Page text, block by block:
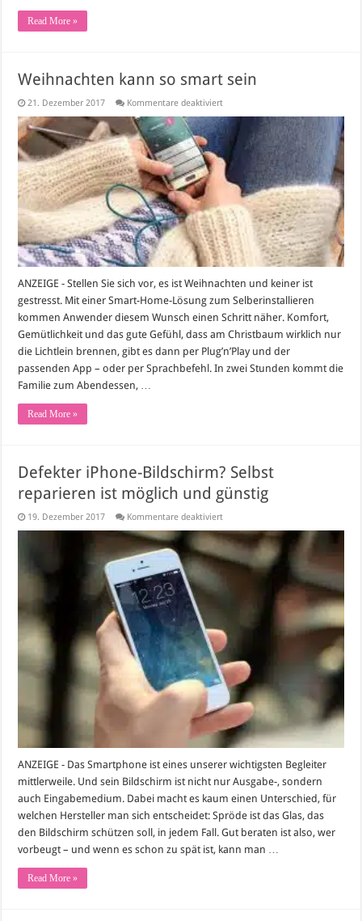
Read More »
Weihnachten kann so smart sein
21. Dezember 2017 Kommentare deaktiviertfür
kann
so
smart
sein
ANZEIGE - Stellen Sie sich vor, es ist Weihnachten und keiner ist
gestresst. Mit einer Smart-Home-Lösung zum Selberinstallieren
kommen Anwender diesem Wunsch einen Schritt näher. Komfort,
Gemütlichkeit und das gute Gefühl, dass am Christbaum wirklich nur
die Lichtlein brennen, gibt es dann per Plug’n’Play und der
passenden App – oder per Sprachbefehl. In zwei Stunden kommt die
Familie zum Abendessen, …
Read More »
Defekter iPhone-Bildschirm? Selbst
reparieren ist möglich und günstig
19. Dezember 2017 Kommentare deaktiviertfür
iPhone-
Bildschirm?
Selbst
reparieren
ANZEIGE - Das Smartphone ist eines unserer wichtigsten Begleiter
mittlerweile. Und sein Bildschirm ist nicht nur Ausgabe-, sondern
auch Eingabemedium. Dabei macht es kaum einen Unterschied, für
welchen Hersteller man sich entscheidet: Spröde ist das Glas, das
den Bildschirm schützen soll, in jedem Fall. Gut beraten ist also, wer
vorbeugt – und wenn es schon zu spät ist, kann man …
Read More »